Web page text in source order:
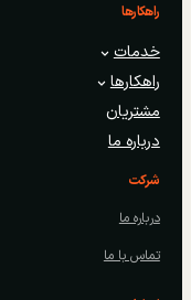
راهکارها
خدمات
راهکارها
مشتریان
درباره ما
شرکت
درباره ما
تماس با ما